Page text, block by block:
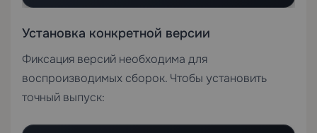
Установка конкретной версии
Фиксация версий необходима для
воспроизводимых сборок. Чтобы установить
точный выпуск: